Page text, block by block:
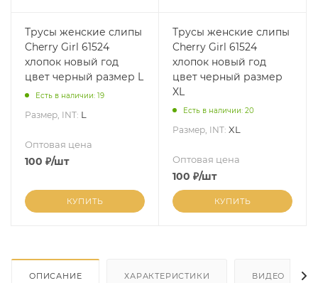
Трусы женские слипы
Cherry Girl 61524
хлопок новый год
цвет черный размер L
Есть в наличии: 19
Размер, INT: L
Оптовая цена
100 ₽/шт
КУПИТЬ
Трусы женские слипы
Cherry Girl 61524
хлопок новый год
цвет черный размер
XL
Есть в наличии: 20
Размер, INT: XL
Оптовая цена
100 ₽/шт
КУПИТЬ
ОПИСАНИЕ ХАРАКТЕРИСТИКИ ВИДЕО (4)